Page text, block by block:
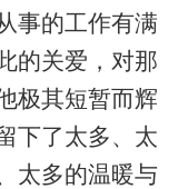
事的工作有满
的关爱，对那
极其短暂而辉
下了太多、太
太多的温暖与